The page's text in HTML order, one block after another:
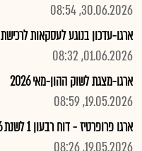
30.06.2026, 08:54
ארגו-עדכון בנוגע לעסקאות
01.06.2026, 08:32
ארגו-מצגת לשוק ההון-מאי 2026
19.05.2026, 08:59
ארגו פרופרטיז - דוח רבעון 1 לשנת 2026